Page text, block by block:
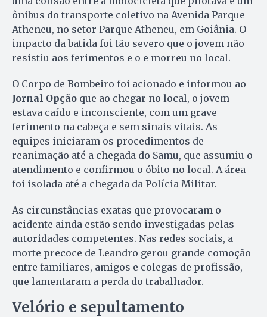
ônibus do transporte coletivo na Avenida Parque
Atheneu, no setor Parque Atheneu, em Goiânia. O
impacto da batida foi tão severo que o jovem não
resistiu aos ferimentos e o e morreu no local.
O Corpo de Bombeiro foi acionado e informou ao
Jornal Opção que ao chegar no local, o jovem
estava caído e inconsciente, com um grave
ferimento na cabeça e sem sinais vitais. As
equipes iniciaram os procedimentos de
reanimação até a chegada do Samu, que assumiu o
atendimento e confirmou o óbito no local. A área
foi isolada até a chegada da Polícia Militar.
As circunstâncias exatas que provocaram o
acidente ainda estão sendo investigadas pelas
autoridades competentes. Nas redes sociais, a
morte precoce de Leandro gerou grande comoção
entre familiares, amigos e colegas de profissão,
que lamentaram a perda do trabalhador.
Velório e sepultamento